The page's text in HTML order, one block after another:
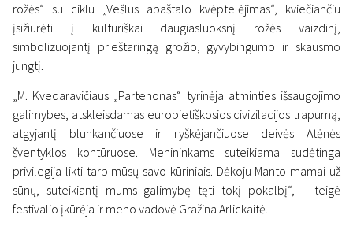
Naujienos Scanoramos vasara
„Scanoramos vasaros“
atidarymas Biržuose: žiūrovų
apgultis ir europietiškas
kinas meno apsuptyje
5 liepos 2022
rožės“ su ciklu „Vešlus apaštalo kvėptelėjimas“, kviečiančiu
įsižiūrėti į kultūriškai daugiasluoksnį rožės vaizdinį,
simbolizuojantį prieštaringą grožio, gyvybingumo ir skausmo
jungtį.
„M. Kvedaravičiaus „Partenonas“ tyrinėja atminties išsaugojimo
galimybes, atskleisdamas europietiškosios civizilacijos trapumą,
atgyjantį blunkančiuose ir ryškėjančiuose deivės Atėnės
šventyklos kontūruose. Menininkams suteikiama sudėtinga
privilegija likti tarp mūsų savo kūriniais. Dėkoju Manto mamai už
sūnų, suteikiantį mums galimybę tęti tokį pokalbį“, – teigė
festivalio įkūrėja ir meno vadovė Gražina Arlickaitė.